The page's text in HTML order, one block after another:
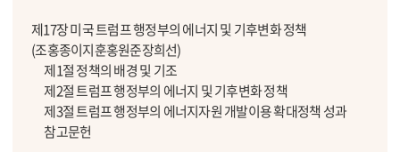
제17장 미국 트럼프 행정부의 에너지 및 기후변화 정책
(조홍종이지훈홍원준장희선)
제1절 정책의 배경 및 기조
제2절 트럼프 행정부의 에너지 및 기후변화 정책
제3절 트럼프 행정부의 에너지자원 개발이용 확대정책 성과
참고문헌